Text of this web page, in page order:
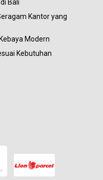
Bali
Kantor yang
Modern
Kebutuhan